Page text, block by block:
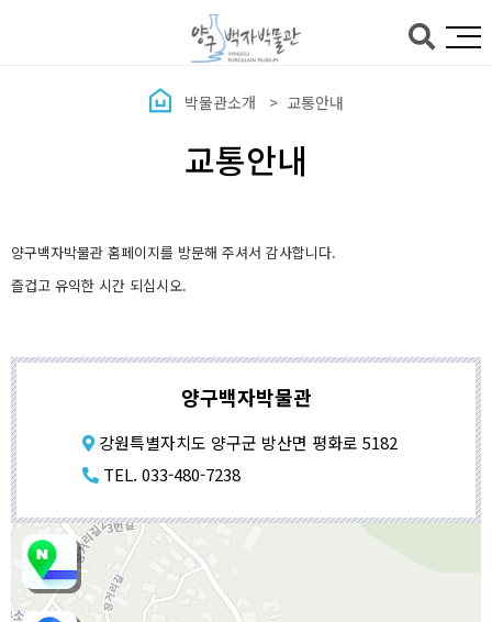
박물관소개 교통안내
교통안내
양구백자박물관 홈페이지를 방문해 주셔서 감사합니다.
즐겁고 유익한 시간 되십시오.
양구백자박물관
강원특별자치도 양구군 방산면 평화로 5182
TEL. 033-480-7238